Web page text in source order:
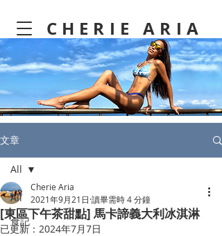
CHERIE ARIA
文章
All
食記
All
[東區下午茶甜點] 馬卡諦義大利冰淇淋
Cherie Aria
2021年9月21日 讀畢需時 4 分鐘
已更新： 2024年7月7日